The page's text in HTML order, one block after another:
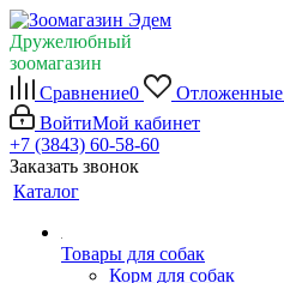
Дружелюбный
зоомагазин
Сравнение0 Отложенные
ВойтиМой кабинет
+7 (3843) 60-58-60
Заказать звонок
Каталог
Товары для собак
Корм для собак